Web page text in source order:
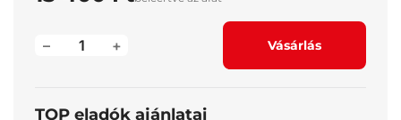
+
– Vásárlás
TOP eladók ajánlatai